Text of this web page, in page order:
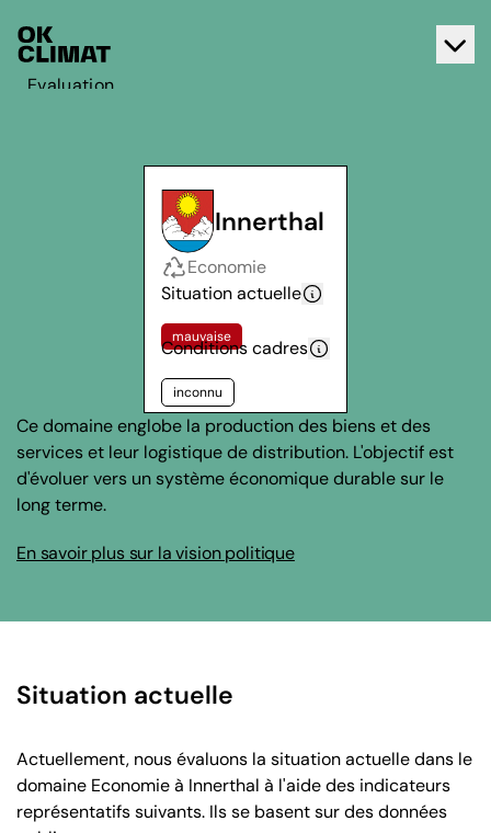
Evaluation
Innerthal
Economie
Situation actuelle
mauvaise
Conditions cadres
inconnu
Ce domaine englobe la production des biens et des
services et leur logistique de distribution. L'objectif est
d'évoluer vers un système économique durable sur le
long terme.
En savoir plus sur la vision politique
Situation actuelle
Actuellement, nous évaluons la situation actuelle dans le
domaine Economie à Innerthal à l'aide des indicateurs
représentatifs suivants. Ils se basent sur des données